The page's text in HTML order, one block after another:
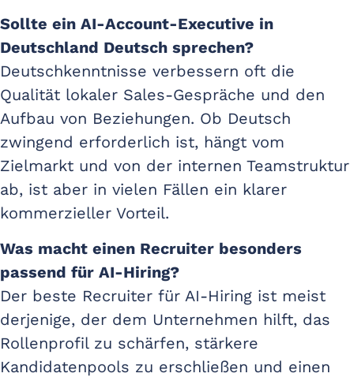
Sollte ein AI-Account-Executive in
Deutschland Deutsch sprechen?
Deutschkenntnisse verbessern oft die
Qualität lokaler Sales-Gespräche und den
Aufbau von Beziehungen. Ob Deutsch
zwingend erforderlich ist, hängt vom
Zielmarkt und von der internen Teamstruktur
ab, ist aber in vielen Fällen ein klarer
kommerzieller Vorteil.
Was macht einen Recruiter besonders
passend für AI-Hiring?
Der beste Recruiter für AI-Hiring ist meist
derjenige, der dem Unternehmen hilft, das
Rollenprofil zu schärfen, stärkere
Kandidatenpools zu erschließen und einen